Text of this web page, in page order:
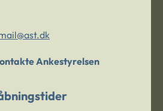
Ankestyrelsen